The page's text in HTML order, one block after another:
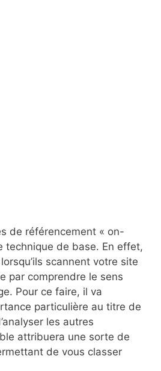
de référencement « on-
technique de base. En effet,
scannent votre site
par comprendre le sens
Pour ce faire, il va
particulière au titre de
les autres
attribuera une sorte de
de vous classer